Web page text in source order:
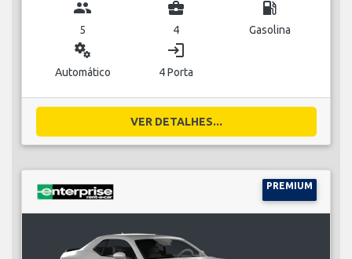
group
5
business_center
4
local_gas_station
Gasolina
miscellaneous_services
Automático
login
4 Porta
VER DETALHES...
PREMIUM